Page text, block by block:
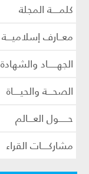
كلمــــة المجلة
معــارف إسلاميـــة
الجهـــــاد والشهادة
الصحـــة والحيــــاة
حـــــول العـــالم
مشاركــــات القراء